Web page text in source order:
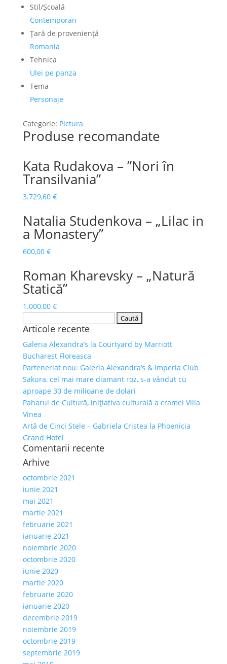
Stil/Şcoală
Contemporan
Ţară de provenienţă
Romania
Tehnica
Ulei pe panza
Tema
Personaje
Categorie: Pictura
Produse recomandate
Kata Rudakova – ”Nori în
Transilvania”
3.729,60 €
Natalia Studenkova – „Lilac in
a Monastery”
600,00 €
Roman Kharevsky – „Natură
Statică”
1.000,00 €
după:
Articole recente
Galeria Alexandra’s la Courtyard by Marriott
Bucharest Floreasca
Parteneriat nou: Galeria Alexandra’s & Imperia Club
Sakura, cel mai mare diamant roz, s-a vândut cu
aproape 30 de milioane de dolari
Paharul de Cultură, inițiativa culturală a cramei Villa
Vinea
Artă de Cinci Stele – Gabriela Cristea la Phoenicia
Grand Hotel
Comentarii recente
Arhive
octombrie 2021
iunie 2021
mai 2021
martie 2021
februarie 2021
ianuarie 2021
noiembrie 2020
octombrie 2020
iunie 2020
martie 2020
februarie 2020
ianuarie 2020
decembrie 2019
noiembrie 2019
octombrie 2019
septembrie 2019